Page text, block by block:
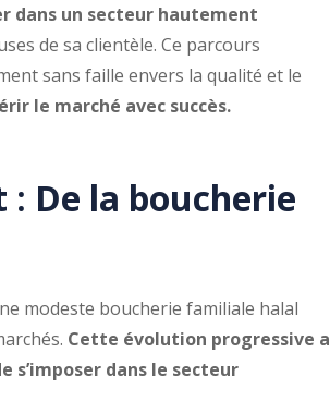
dans un secteur hautement
de sa clientèle. Ce parcours
sans faille envers la qualité et le
le marché avec succès.
De la boucherie
modeste boucherie familiale halal
Cette évolution progressive a
s’imposer dans le secteur